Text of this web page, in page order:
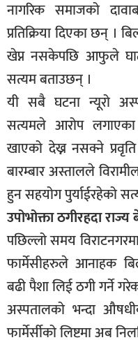
नागरिक समाजको
प्रतिक्रिया दिएका छन्
खेप्न नसकेपछि आफुले
सत्यम बताउछन् ।
यी सबै घटना न्यूरो
सत्यमले आरोप
खाएको देख्न नसक्ने
बारम्बार अस्तालले
हुन सहयोग पुर्याईरहेको
उपोभोक्ता ठगीरहदा
पछिल्लो समय
फार्मेसीहरुले आनाहक
बढी पैशा लिई ठगी गर्ने
अस्पतालको भन्दा
फार्मेर्सीको लिष्टमा अब